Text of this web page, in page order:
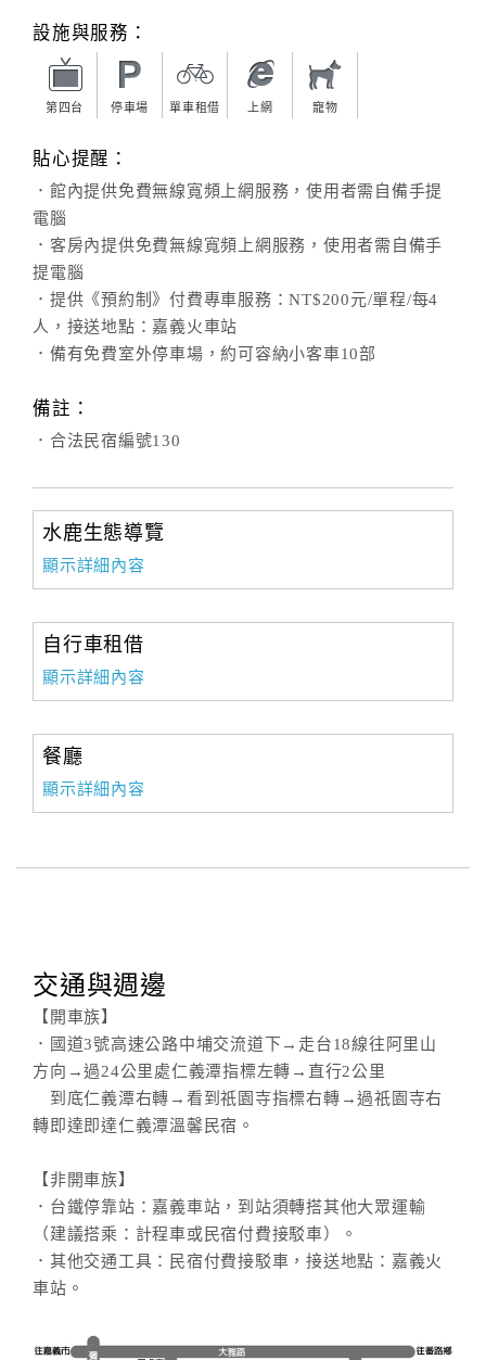
設施與服務：
第四台 停車場 單車租借 上網 寵物
貼心提醒：
．館內提供免費無線寬頻上網服務，使用者需自備手提
電腦
．客房內提供免費無線寬頻上網服務，使用者需自備手
提電腦
．提供《預約制》付費專車服務：NT$200元/單程/每4
人，接送地點：嘉義火車站
．備有免費室外停車場，約可容納小客車10部
備註：
．合法民宿編號130
水鹿生態導覽
顯示詳細內容
自行車租借
顯示詳細內容
餐廳
顯示詳細內容
交通與週邊
【開車族】
．國道3號高速公路中埔交流道下→走台18線往阿里山
方向→過24公里處仁義潭指標左轉→直行2公里
到底仁義潭右轉→看到祇園寺指標右轉→過祇園寺右
轉即達即達仁義潭溫馨民宿。
【非開車族】
．台鐵停靠站：嘉義車站，到站須轉搭其他大眾運輸
（建議搭乘：計程車或民宿付費接駁車）。
．其他交通工具：民宿付費接駁車，接送地點：嘉義火
車站。